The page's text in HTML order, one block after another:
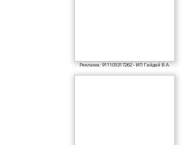
Реклама: 911105317262 - ИП Гайдай В.А.